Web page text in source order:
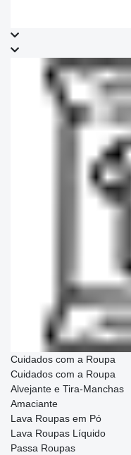
Cuidados com a Roupa
Cuidados com a Roupa
Alvejante e Tira-Manchas
Amaciante
Lava Roupas em Pó
Lava Roupas Líquido
Passa Roupas